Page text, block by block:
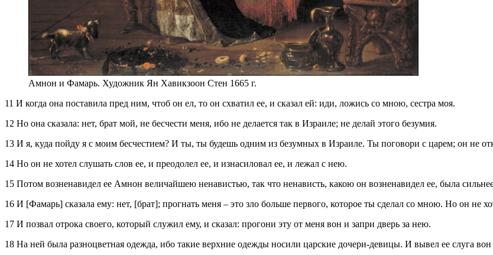
Амнон и Фамарь. Художник Ян Хавикзоон Стен 1665 г.
11 И когда она поставила пред ним, чтоб он ел, то он схватил ее, и сказал ей: иди, ложись со мною, сестра моя.
12 Но она сказала: нет, брат мой, не бесчести меня, ибо не делается так в Израиле; не делай этого безумия.
13 И я, куда пойду я с моим бесчестием? И ты, ты будешь одним из безумных в Израиле. Ты поговори с царем; он не
14 Но он не хотел слушать слов ее, и преодолел ее, и изнасиловал ее, и лежал с нею.
15 Потом возненавидел ее Амнон величайшею ненавистью, так что ненависть, какою он возненавидел ее, была
16 И [Фамарь] сказала ему: нет, [брат]; прогнать меня – это зло больше первого, которое ты сделал со мною. Но он не
17 И позвал отрока своего, который служил ему, и сказал: прогони эту от меня вон и запри дверь за нею.
18 На ней была разноцветная одежда, ибо такие верхние одежды носили царские дочери‑девицы. И вывел ее слуга вон